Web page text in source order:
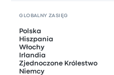
GLOBALNY ZASIĘG
Polska
Hiszpania
Włochy
Irlandia
Zjednoczone Królestwo
Niemcy